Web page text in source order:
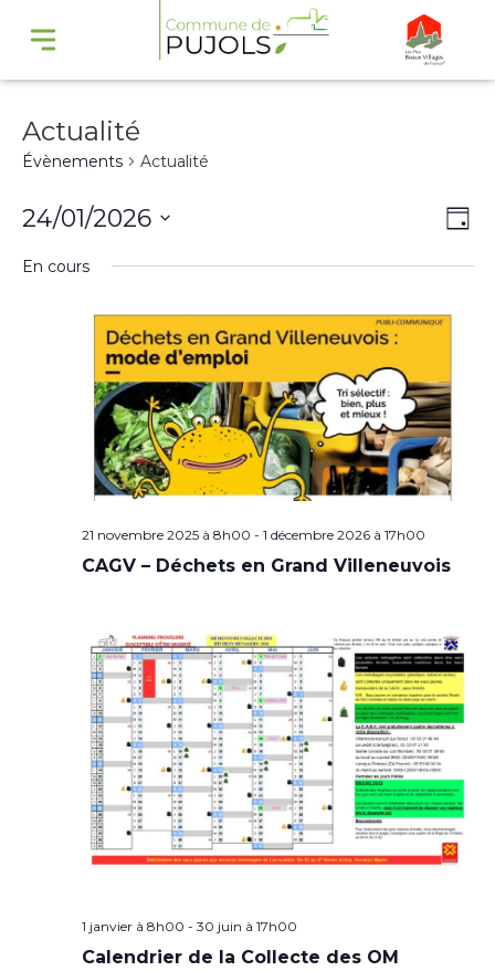
Actualité
Évènements Actualité
Jour
24/01/2026
En cours
21 novembre 2025 à 8h00 - 1 décembre 2026 à 17h00
CAGV – Déchets en Grand Villeneuvois
1 janvier à 8h00 - 30 juin à 17h00
Calendrier de la Collecte des OM